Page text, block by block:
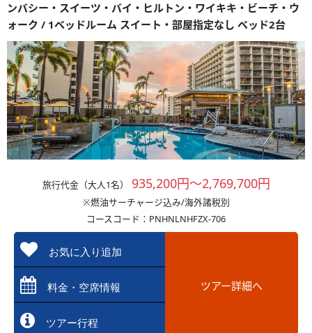
ンバシー・スイーツ・バイ・ヒルトン・ワイキキ・ビーチ・ウ
ォーク / 1ベッドルーム スイート・部屋指定なし ベッド2台
旅行代金（大人1名） 935,200円～2,769,700円
※燃油サーチャージ込み/海外諸税別
コースコード：PNHNLNHFZX-706
お気に入り追加
料金・空席情報
ツアー行程
ツアー詳細へ